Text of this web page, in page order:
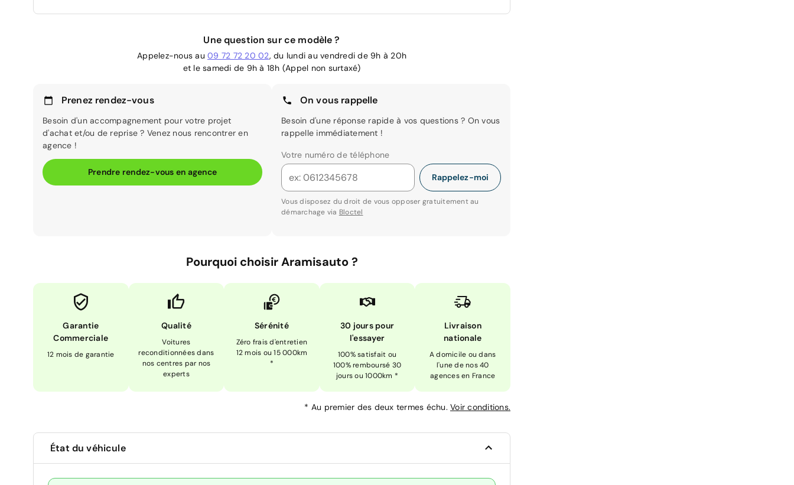
Une question sur ce modèle ?
Appelez-nous au 09 72 72 20 02, du lundi au vendredi de 9h à 20h
et le samedi de 9h à 18h (Appel non surtaxé)
Prenez rendez-vous
Besoin d'un accompagnement pour votre projet
d'achat et/ou de reprise ? Venez nous rencontrer en
agence !
Prendre rendez-vous en agence
On vous rappelle
Besoin d'une réponse rapide à vos questions ? On vous
rappelle immédiatement !
Votre numéro de téléphone
Rappelez-moi
Vous disposez du droit de vous opposer gratuitement au
démarchage via Bloctel
Pourquoi choisir Aramisauto ?
Garantie
Commerciale
12 mois de garantie
Qualité
Voitures
reconditionnées dans
nos centres par nos
experts
Sérénité
Zéro frais d'entretien
12 mois ou 15 000km
*
30 jours pour
l'essayer
100% satisfait ou
100% remboursé 30
jours ou 1000km *
Livraison
nationale
A domicile ou dans
l'une de nos 40
agences en France
* Au premier des deux termes échu. Voir conditions.
État du véhicule